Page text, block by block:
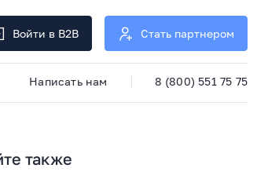
Войти в B2B Стать партнером
Написать нам 8 (800) 551 75 75
также